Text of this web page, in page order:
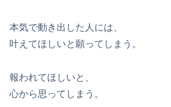
本気で動き出した人には、
叶えてほしいと願ってしまう。
報われてほしいと、
心から思ってしまう。